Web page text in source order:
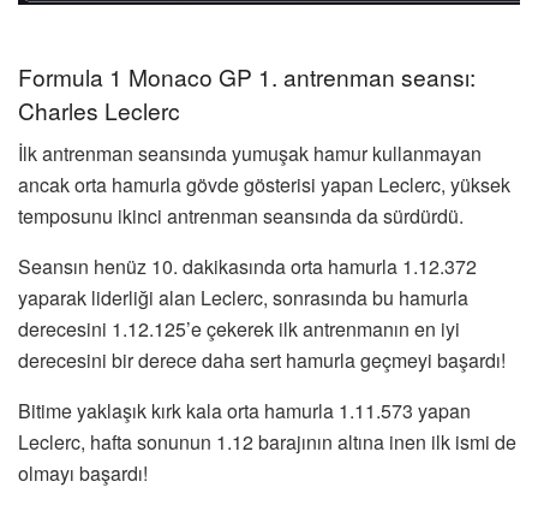
Formula 1 Monaco GP 1. antrenman seansı:
Charles Leclerc
İlk antrenman seansında yumuşak hamur kullanmayan
ancak orta hamurla gövde gösterisi yapan Leclerc, yüksek
temposunu ikinci antrenman seansında da sürdürdü.
Seansın henüz 10. dakikasında orta hamurla 1.12.372
yaparak liderliği alan Leclerc, sonrasında bu hamurla
derecesini 1.12.125’e çekerek ilk antrenmanın en iyi
derecesini bir derece daha sert hamurla geçmeyi başardı!
Bitime yaklaşık kırk kala orta hamurla 1.11.573 yapan
Leclerc, hafta sonunun 1.12 barajının altına inen ilk ismi de
olmayı başardı!